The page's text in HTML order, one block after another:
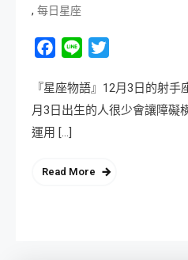
, 每日星座
Facebook
Line
『星座物語』12月3日的射
月3日出生的人很少會讓障礙
運用 […]
Read More